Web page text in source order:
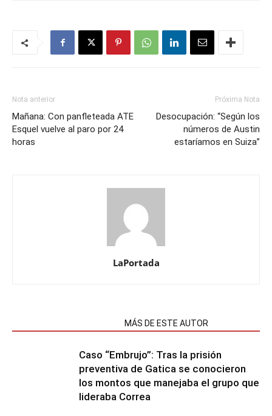
Nota anterior
Mañana: Con panfleteada ATE
Esquel vuelve al paro por 24
horas
Próxima Nota
Desocupación: “Según los
números de Austin
estaríamos en Suiza”
LaPortada
MÁS DE ESTE AUTOR
Caso “Embrujo”: Tras la prisión
preventiva de Gatica se conocieron
los montos que manejaba el grupo que
lideraba Correa